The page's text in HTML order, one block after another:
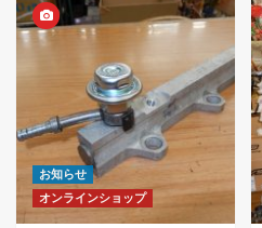
お知らせ
オンラインショップ